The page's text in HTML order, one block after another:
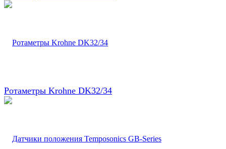
Ротаметры Krohne DK32/34